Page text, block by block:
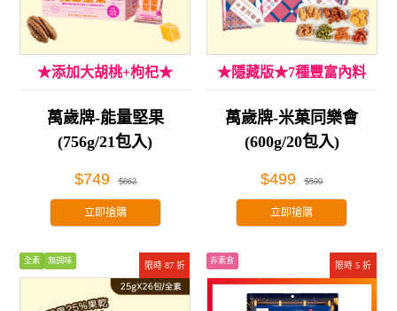
★添加大胡桃+枸杞★
萬歲牌-能量堅果
(756g/21包入)
$749 $862
立即搶購
★隱藏版★7種豐富內料
萬歲牌-米菓同樂會
(600g/20包入)
$499 $599
立即搶購
限時 87 折
全素 無調味
限時 5 折
非素食